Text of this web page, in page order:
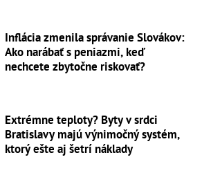
Inflácia zmenila správanie Slovákov:
Ako narábať s peniazmi, keď
nechcete zbytočne riskovať?
Extrémne teploty? Byty v srdci
Bratislavy majú výnimočný systém,
ktorý ešte aj šetrí náklady